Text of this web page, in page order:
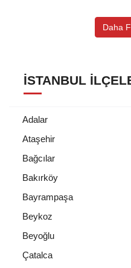
Daha
İSTANBUL
Adalar
Ataşehir
Bağcılar
Bakırköy
Bayrampaşa
Beykoz
Beyoğlu
Çatalca